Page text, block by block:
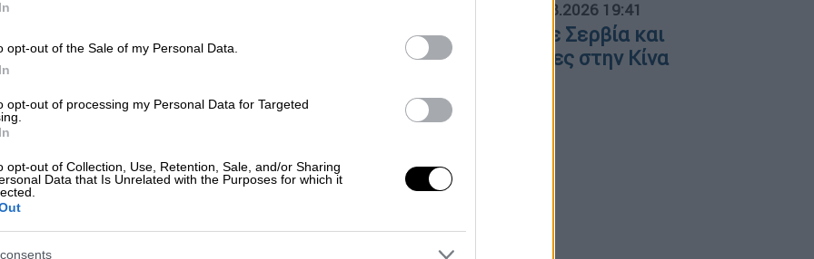
opt-out of the Sale of my Personal Data.
opt-out of processing my Personal Data for Targeted
opt-out of Collection, Use, Retention, Sale, and/or Sharing
Data that Is Unrelated with the Purposes for which it
Συνεδριάζουν οι ειδικοί για mall,
Ολα δείχνουν ότι τα mall θα
Δευτέρα
07.08.2026 19:41
Κόλαση φωτιάς σε Σερβία και
Ιταλία – Πλημμύρες στην Κίνα